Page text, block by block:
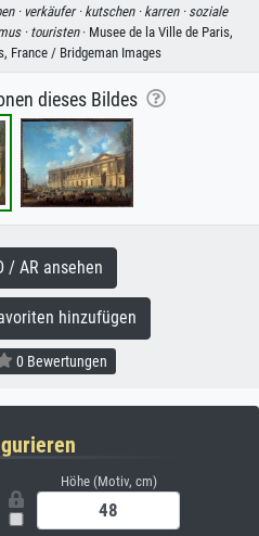
· verkäufer · kutschen · karren · soziale
·touristen· Musee de la Ville de Paris,
France / Bridgeman Images
dieses Bildes
/ AR ansehen
hinzufügen
0 Bewertungen
Höhe (Motiv, cm)